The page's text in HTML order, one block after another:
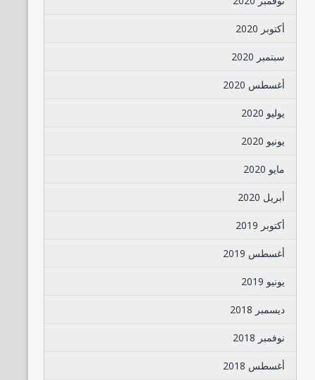
أكتوبر 2020
سبتمبر 2020
أغسطس 2020
يوليو 2020
يونيو 2020
مايو 2020
أبريل 2020
أكتوبر 2019
أغسطس 2019
يونيو 2019
ديسمبر 2018
نوفمبر 2018
أغسطس 2018